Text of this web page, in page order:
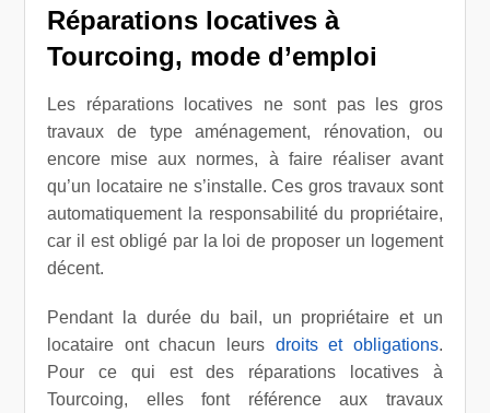
Réparations locatives à
Tourcoing, mode d’emploi
Les réparations locatives ne sont pas les gros
travaux de type aménagement, rénovation, ou
encore mise aux normes, à faire réaliser avant
qu’un locataire ne s’installe. Ces gros travaux sont
automatiquement la responsabilité du propriétaire,
car il est obligé par la loi de proposer un logement
décent.
Pendant la durée du bail, un propriétaire et un
locataire ont chacun leurs droits et obligations.
Pour ce qui est des réparations locatives à
Tourcoing, elles font référence aux travaux